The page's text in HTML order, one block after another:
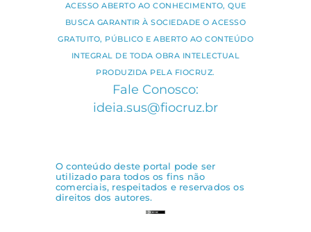
ACESSO ABERTO AO CONHECIMENTO, QUE
BUSCA GARANTIR À SOCIEDADE O ACESSO
GRATUITO, PÚBLICO E ABERTO AO CONTEÚDO
INTEGRAL DE TODA OBRA INTELECTUAL
PRODUZIDA PELA FIOCRUZ.
Fale Conosco:
ideia.sus@fiocruz.br
O conteúdo deste portal pode ser
utilizado para todos os fins não
comerciais, respeitados e reservados os
direitos dos autores.